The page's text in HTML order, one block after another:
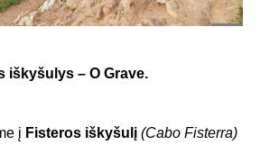
iškyšulys – O Grave.
į Fisteros iškyšulį (Cabo Fisterra)